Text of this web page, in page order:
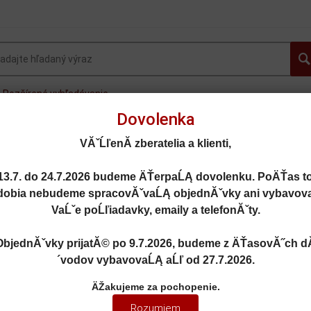
Rozšírené vyhľadávanie
AUTOGALLERY.sk OSOBNÉ AUTÁ
MOTORKY LIETADLÁ DOPLNKY ZĽAVY A
GIULIETTA SP.1S M.MIGLIA 1955
SP.1S M.MIGLIA 1955
Dovolenka
VĂˇĹľenĂ­ zberatelia a klienti,
do 24.7.2026 budeme ÄŤerpaĹĄ dovolenku. PoÄŤas
nebudeme spracovĂˇvaĹĄ objednĂˇvky ani
VaĹˇe poĹľiadavky, emaily a telefonĂˇty.
prijatĂ© po 9.7.2026, budeme z ÄŤasovĂ˝ch
´vodov vybavovaĹĄ aĹľ od 27.7.2026.
ÄŽakujeme za pochopenie.
Rozumiem